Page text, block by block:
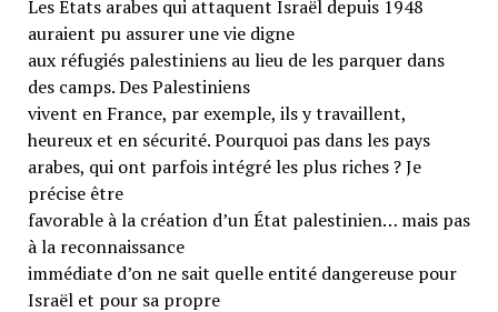
Les États arabes qui attaquent Israël depuis 1948
auraient pu assurer une vie digne
aux réfugiés palestiniens au lieu de les parquer dans
des camps. Des Palestiniens
vivent en France, par exemple, ils y travaillent,
heureux et en sécurité. Pourquoi pas dans les pays
arabes, qui ont parfois intégré les plus riches ? Je
précise être
favorable à la création d’un État palestinien… mais pas
à la reconnaissance
immédiate d’on ne sait quelle entité dangereuse pour
Israël et pour sa propre